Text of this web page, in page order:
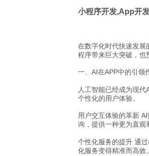
小程序开发,App开
在数字化时代快速发展
程序带来巨大突破，也
一、AI在APP中的引领
人工智能已经成为现
个性化的用户体验。
用户交互体验的革新
询，提供一种更为直观
个性化服务的提升 通
化服务变得精准而高效。